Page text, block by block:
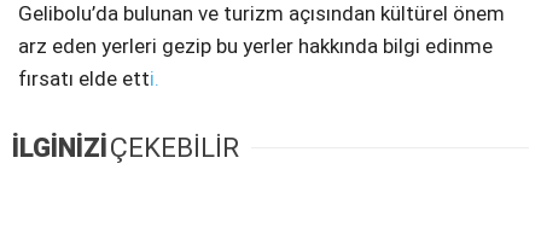
Gelibolu’da bulunan ve turizm açısından kültürel önem
arz eden yerleri gezip bu yerler hakkında bilgi edinme
fırsatı elde etti.
İLGİNİZİÇEKEBİLİR